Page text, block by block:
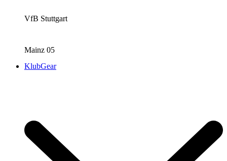
VfB Stuttgart
Mainz 05
KlubGear